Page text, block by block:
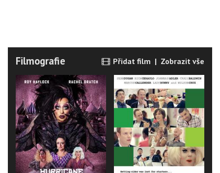
Filmografie Přidat film | Zobrazit vše